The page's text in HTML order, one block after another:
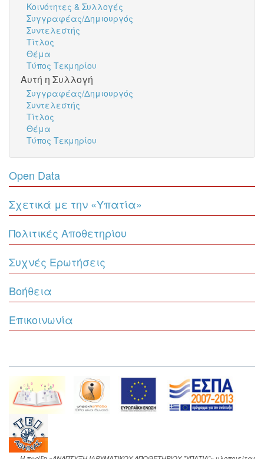
Κοινότητες & Συλλογές
Συγγραφέας/Δημιουργός
Συντελεστής
Τίτλος
Θέμα
Τύπος Τεκμηρίου
Αυτή η Συλλογή
Συγγραφέας/Δημιουργός
Συντελεστής
Τίτλος
Θέμα
Τύπος Τεκμηρίου
Open Data
Σχετικά με την «Υπατία»
Πολιτικές Αποθετηρίου
Συχνές Ερωτήσεις
Βοήθεια
Επικοινωνία